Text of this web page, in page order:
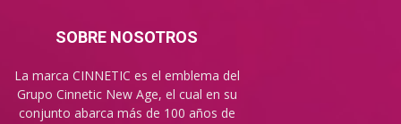
SOBRE NOSOTROS
La marca CINNETIC es el emblema del
Grupo Cinnetic New Age, el cual en su
conjunto abarca más de 100 años de